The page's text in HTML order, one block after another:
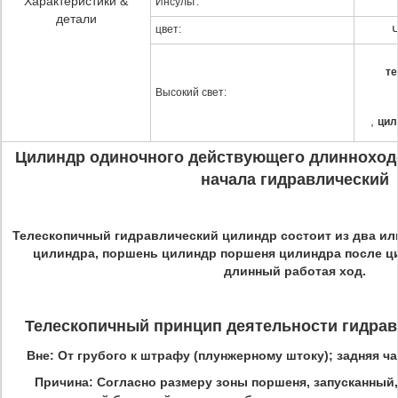
детали
цвет:
Высокий свет:
Цилиндр одиночного действующего
начала гидравлический
Телескопичный гидравлический цилиндр состоит из два
цилиндра, поршень цилиндр поршеня цилиндра после
длинный работая ход.
Телескопичный принцип деятельности
Вне: От грубого к штрафу (плунжерному штоку); задняя
Причина: Согласно размеру зоны поршеня,